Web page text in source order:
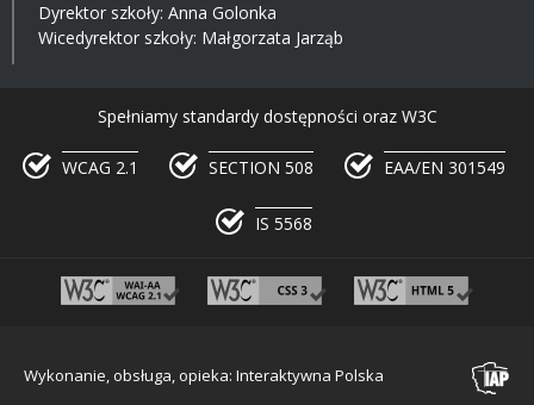
Dyrektor szkoły: Anna Golonka
Wicedyrektor szkoły: Małgorzata Jarząb
Spełniamy standardy dostępności oraz W3C
WCAG 2.1 SECTION 508 EAA/EN 301549
IS 5568
Wykonanie, obsługa, opieka: Interaktywna Polska